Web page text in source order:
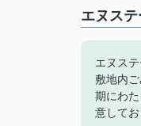
エヌス
エヌス
敷地内
期にわ
意して